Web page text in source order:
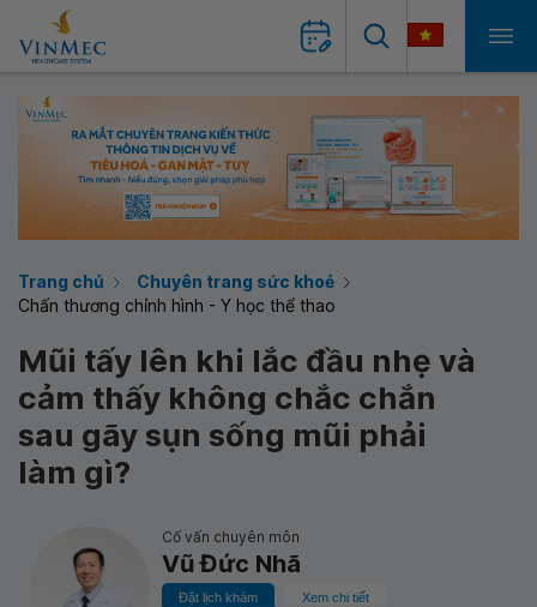
Trang chủ
Chuyên trang sức khoẻ
Chấn thương chỉnh hình - Y học thể thao
Mũi tấy lên khi lắc đầu nhẹ và
cảm thấy không chắc chắn
sau gãy sụn sống mũi phải
làm gì?
Cố vấn chuyên môn
Vũ Đức Nhã
Đặt lịch khám Xem chi tiết